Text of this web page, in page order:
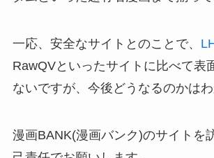
一応、安全なサイトとのことで、
RawQVといったサイトに比べて表
ないですが、今後どうなるのかはわ
漫画BANK(漫画バンク)のサイトを